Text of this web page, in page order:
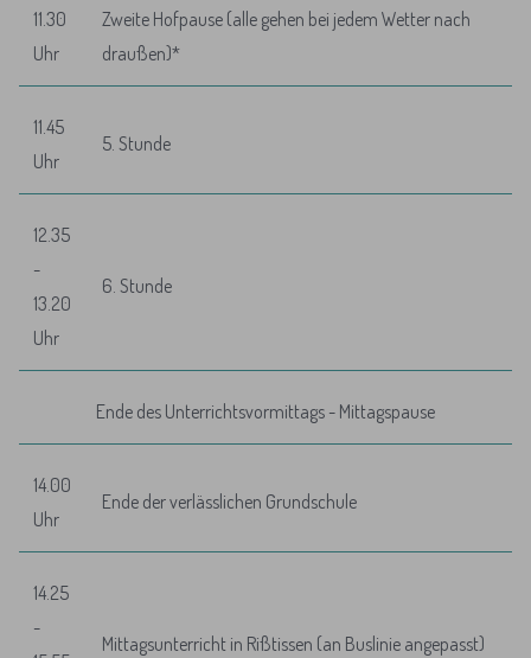
11.30
Uhr
Zweite Hofpause (alle gehen bei jedem Wetter nach
draußen)*
11.45
Uhr
5. Stunde
12.35
-
13.20
Uhr
6. Stunde
Ende des Unterrichtsvormittags - Mittagspause
14.00
Uhr
Ende der verlässlichen Grundschule
14.25
-
Mittagsunterricht in Rißtissen (an Buslinie angepasst)